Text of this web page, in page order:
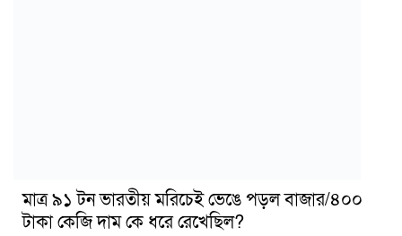
মাত্র ৯১ টন ভারতীয় মরিচেই ভেঙে পড়ল বাজার/৪০০
টাকা কেজি দাম কে ধরে রেখেছিল?